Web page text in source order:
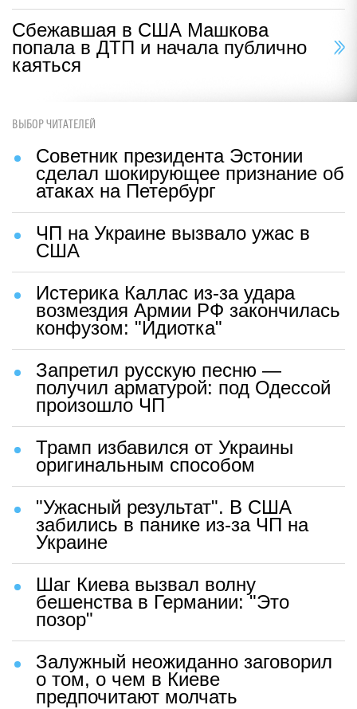
Сбежавшая в США Машкова
попала в ДТП и начала публично
каяться
ВЫБОР ЧИТАТЕЛЕЙ
Советник президента Эстонии
сделал шокирующее признание об
атаках на Петербург
ЧП на Украине вызвало ужас в
США
Истерика Каллас из-за удара
возмездия Армии РФ закончилась
конфузом: "Идиотка"
Запретил русскую песню —
получил арматурой: под Одессой
произошло ЧП
Трамп избавился от Украины
оригинальным способом
"Ужасный результат". В США
забились в панике из-за ЧП на
Украине
Шаг Киева вызвал волну
бешенства в Германии: "Это
позор"
Залужный неожиданно заговорил
о том, о чем в Киеве
предпочитают молчать